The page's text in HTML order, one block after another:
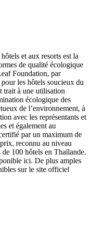
et aux resorts est la
de qualité écologique
Foundation, par
les hôtels soucieux du
trait à une utilisation
écologique des
de l’environnement, à
avec les représentants et
et également au
par un maximum de
reconnu au niveau
100 hôtels en Thaïlande.
ici. De plus amples
sur le site officiel